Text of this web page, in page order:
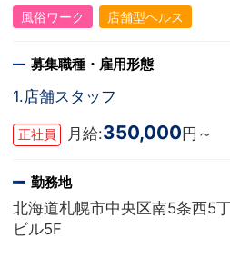
風俗ワーク 店舗型ヘルス
募集職種・雇用形態
1.店舗スタッフ
正社員 月給:350,000 円～
勤務地
北海道札幌市中央区南5条西5
ビル5F